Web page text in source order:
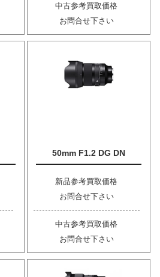
中古参考買取価格
お問合せ下さい
50mm F1.2 DG DN
新品参考買取価格
お問合せ下さい
中古参考買取価格
お問合せ下さい